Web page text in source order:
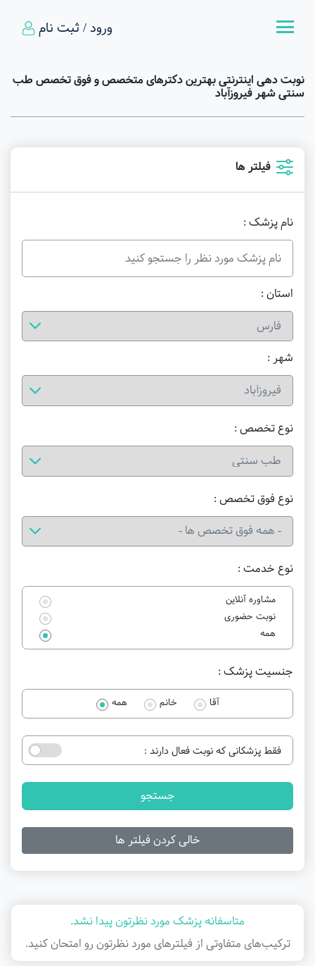
ورود / ثبت نام
نوبت دهی اینترنتی بهترین دکترهای متخصص و فوق تخصص طب
سنتی شهر فیروزآباد
فیلتر ها
نام پزشک :
استان :
شهر :
نوع خدمت :
مشاوره آنلاین
نوبت حضوری
همه
نوع تخصص :
نوع فوق تخصص :
جنسیت پزشک :
آقا خانم همه
فقط پزشکانی که نوبت فعال دارند :
جستجو
خالی کردن فیلتر ها
متاسفانه پزشک مورد نظرتون پیدا نشد.
ترکیب‌های متفاوتی از فیلتر‌های مورد نظرتون رو امتحان کنید.